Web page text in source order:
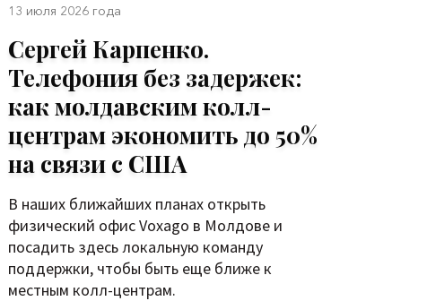
13 июля 2026 года
Сергей Карпенко.
Телефония без задержек:
как молдавским колл-
центрам экономить до 50%
на связи с США
В наших ближайших планах открыть
физический офис Voxago в Молдове и
посадить здесь локальную команду
поддержки, чтобы быть еще ближе к
местным колл-центрам.